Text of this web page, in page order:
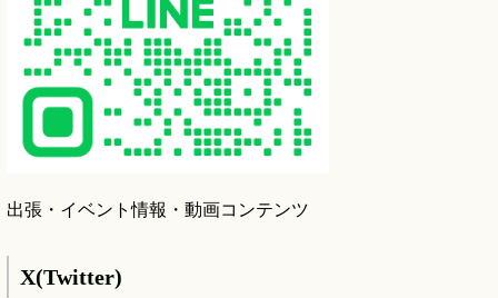
出張・イベント情報・動画コンテンツ
X(Twitter)